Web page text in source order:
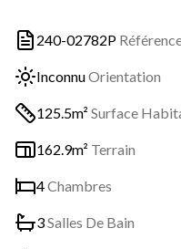
240-02782P
InconnuOrientation
125.5m² Surface
162.9m² Terrain
4Chambres
3Salles De Bain